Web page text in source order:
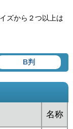
ズから２つ以上は
B判
名称